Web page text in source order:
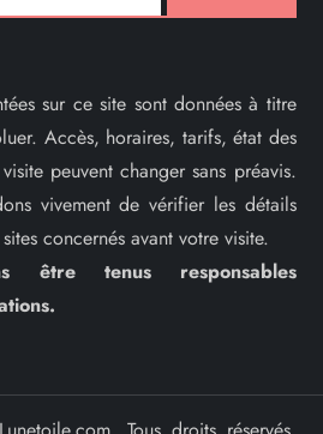
sur ce site sont données à titre
Accès, horaires, tarifs, état des
peuvent changer sans préavis.
vivement de vérifier les détails
concernés avant votre visite.
être tenus responsables